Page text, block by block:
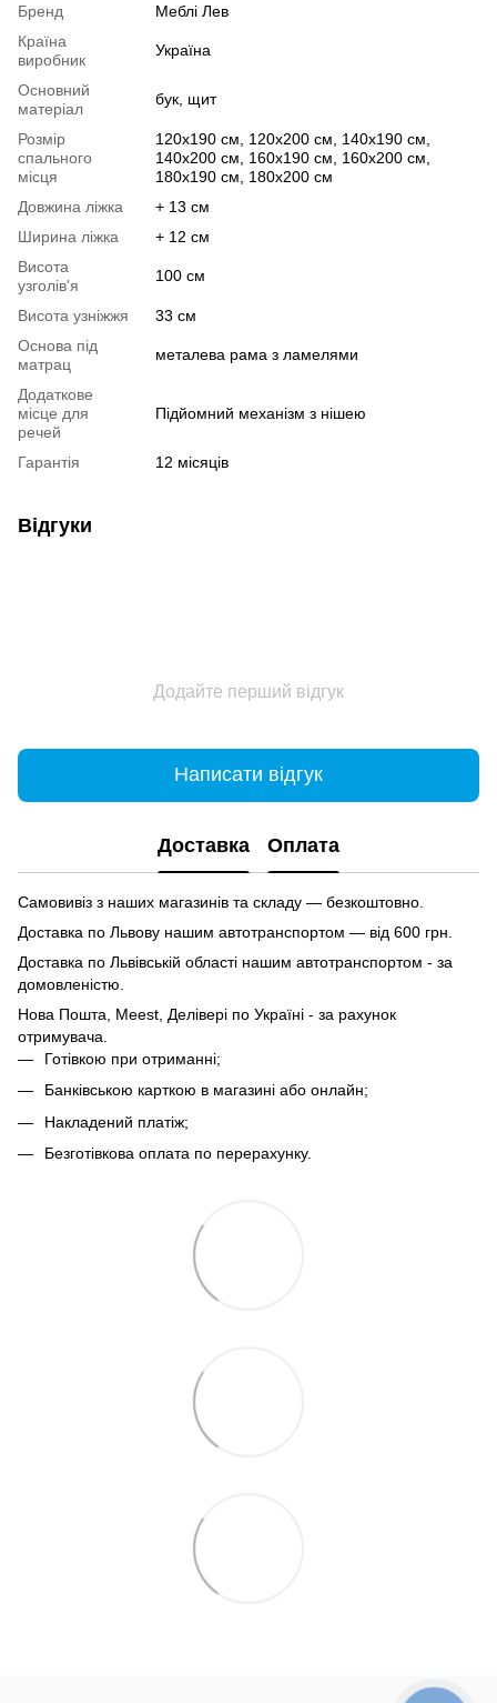
Бренд
Меблі Лев
Країна
виробник
Україна
Основний
матеріал
бук, щит
Розмір
спального
місця
120х190 см, 120х200 см, 140х190 см,
140х200 см, 160х190 см, 160х200 см,
180х190 см, 180х200 см
Довжина ліжка
+ 13 см
Ширина ліжка
+ 12 см
Висота
узголів'я
100 см
Висота узніжжя
33 см
Основа під
матрац
металева рама з ламелями
Додаткове
місце для
речей
Підйомний механізм з нішею
Гарантія 12 місяців
Відгуки
Додайте перший відгук
Написати відгук
Доставка Оплата
Самовивіз з наших магазинів та складу — безкоштовно.
Доставка по Львову нашим автотранспортом — від 600 грн.
Доставка по Львівській області нашим автотранспортом - за
домовленістю.
Нова Пошта, Meest, Делівері по Україні - за рахунок
отримувача.
Готівкою при отриманні;
Банківською карткою в магазині або онлайн;
Накладений платіж;
Безготівкова оплата по перерахунку.